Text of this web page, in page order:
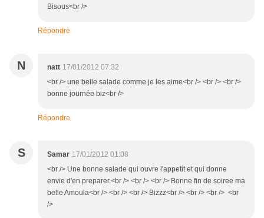
Bisous<br />
Répondre
N natt 17/01/2012 07:32
<br /> une belle salade comme je les aime<br /> <br /> <br />
bonne journée biz<br />
Répondre
S Samar 17/01/2012 01:08
<br /> Une bonne salade qui ouvre l'appetit et qui donne
envie d'en preparer.<br /> <br /> <br /> Bonne fin de soiree ma
belle Amoula<br /> <br /> <br /> Bizzz<br /> <br /> <br /> <br
/>